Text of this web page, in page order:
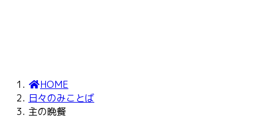
HOME
日々のみことば
主の晩餐